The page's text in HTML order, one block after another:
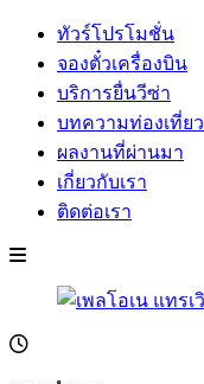
ทัวร์โปรโมชั่น
จองตั๋วเครื่องบิน
บริการยื่นวีซ่า
บทความท่องเที่ยว
ผลงานที่ผ่านมา
เกี่ยวกับเรา
ติดต่อเรา